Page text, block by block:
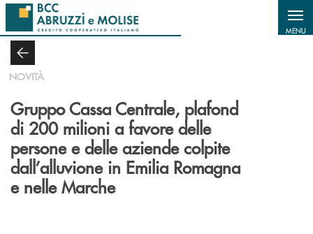
Salta al contenuto principale
MENU
NOVITÀ
Gruppo Cassa Centrale, plafond
di 200 milioni a favore delle
persone e delle aziende colpite
dall’alluvione in Emilia Romagna
e nelle Marche